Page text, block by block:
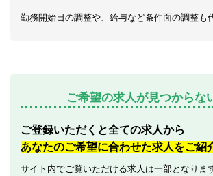
勤務開始日の調整や、給与など条件面の調整も
ご希望の求人が見つからな
ご登録いただくと全ての求人から
あなたのご希望に合わせた求人をご紹
サイト内でご覧いただける求人は一部となりま